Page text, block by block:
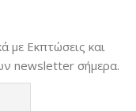
με Εκπτώσεις και
newsletter σήμερα.